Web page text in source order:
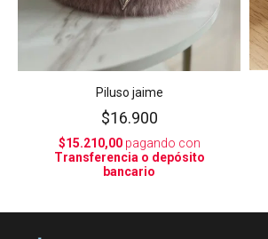
Piluso jaime
$16.900
$15.210,00pagando con
Transferencia o depósito
bancario